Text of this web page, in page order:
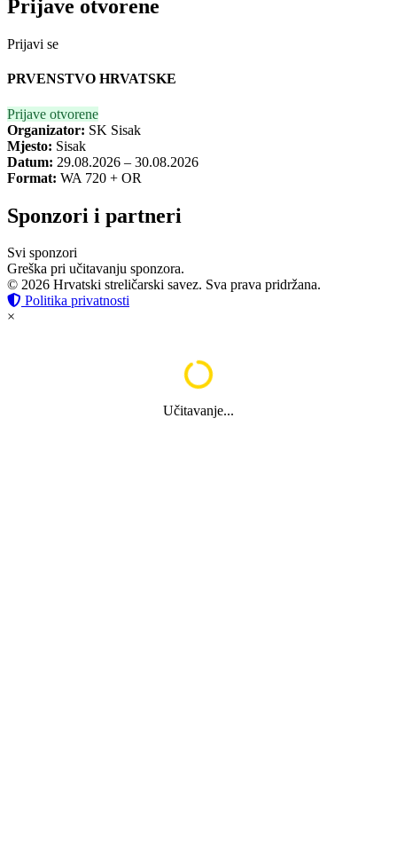
Prijave otvorene
Prijavi se
PRVENSTVO HRVATSKE
Prijave otvorene
Organizator: SK Sisak
Mjesto: Sisak
Datum: 29.08.2026 – 30.08.2026
Format: WA 720 + OR
Sponzori i partneri
Svi sponzori
Greška pri učitavanju sponzora.
© 2026 Hrvatski streličarski savez. Sva prava pridržana.
Politika privatnosti
×
Učitavanje...